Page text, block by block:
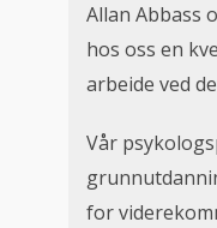
Allan Abbass
hos oss en
arbeide ved
Vår
for